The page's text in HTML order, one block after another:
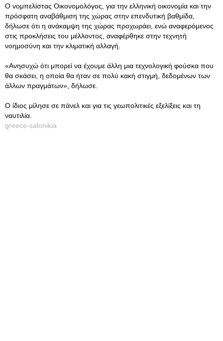
Ο νομπελίστας Οικονομολόγος, για την ελληνική οικονομία και την
πρόσφατη αναβάθμιση της χώρας στην επενδυτική βαθμίδα,
δήλωσε ότι η ανάκαμψη της χώρας προχωράει, ενώ αναφερόμενος
στις προκλήσεις του μέλλοντος, αναφέρθηκε στην τεχνητή
νοημοσύνη και την κλιματική αλλαγή.
«Ανησυχώ ότι μπορεί να έχουμε άλλη μια τεχνολογική φούσκα που
θα σκάσει, η οποία θα ήταν σε πολύ κακή στιγμή, δεδομένων των
άλλων πραγμάτων», δήλωσε.
Ο ίδιος μίλησε σε πάνελ και για τις γεωπολιτικές εξελίξεις και τη
ναυτιλία.
greece-salonikia